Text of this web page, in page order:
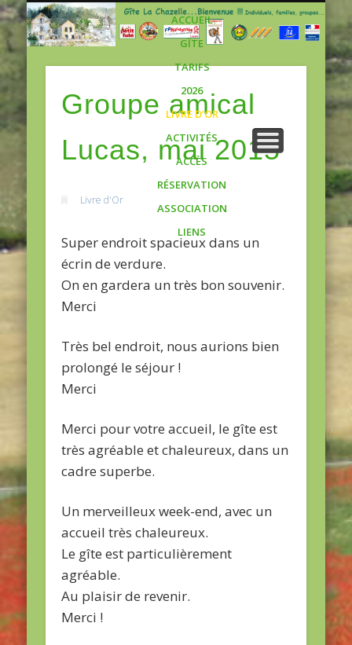
ACCUEIL
GÎTE
TARIFS
2026
LIVRE D’OR
ACTIVITÉS
ACCÈS
RÉSERVATION
ASSOCIATION
LIENS
Groupe amical
Lucas, mai 2015
Livre d'Or
Super endroit spacieux dans un
écrin de verdure.
On en gardera un très bon souvenir.
Merci
Très bel endroit, nous aurions bien
prolongé le séjour !
Merci
Merci pour votre accueil, le gîte est
très agréable et chaleureux, dans un
cadre superbe.
Un merveilleux week-end, avec un
accueil très chaleureux.
Le gîte est particulièrement
agréable.
Au plaisir de revenir.
Merci !